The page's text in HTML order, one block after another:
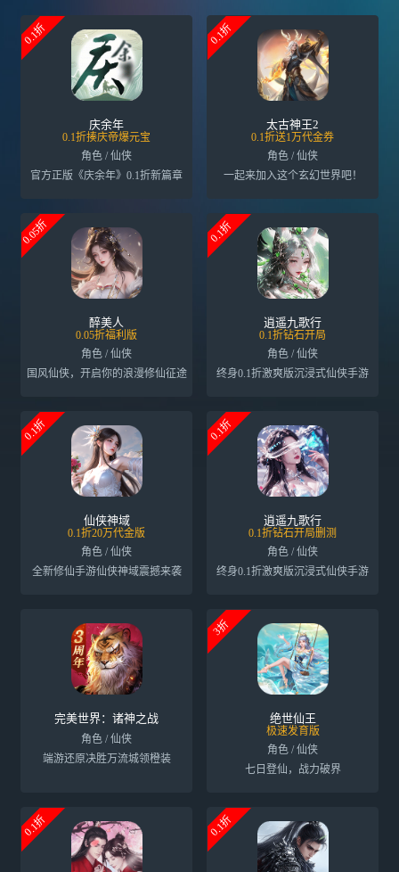
0.1折
庆余年
0.1折揍庆帝爆元宝
角色 / 仙侠
官方正版《庆余年》0.1折新篇章
0.1折
太古神王2
0.1折送1万代金券
角色 / 仙侠
一起来加入这个玄幻世界吧！
0.05折
醉美人
0.05折福利版
角色 / 仙侠
国风仙侠，开启你的浪漫修仙征途
0.1折
逍遥九歌行
0.1折钻石开局
角色 / 仙侠
终身0.1折激爽版沉浸式仙侠手游
0.1折
仙侠神域
0.1折20万代金版
角色 / 仙侠
全新修仙手游仙侠神域震撼来袭
0.1折
逍遥九歌行
0.1折钻石开局删测
角色 / 仙侠
终身0.1折激爽版沉浸式仙侠手游
完美世界：诸神之战
角色 / 仙侠
端游还原决胜万流城领橙装
3折
绝世仙王
极速发育版
角色 / 仙侠
七日登仙，战力破界
0.1折 0.1折